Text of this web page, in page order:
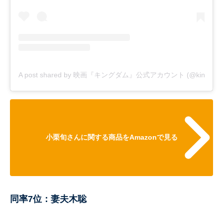
A post shared by 映画『キングダム』公式アカウント
小栗旬さんに関する商品をAmazonで見る
同率7位：妻夫木聡